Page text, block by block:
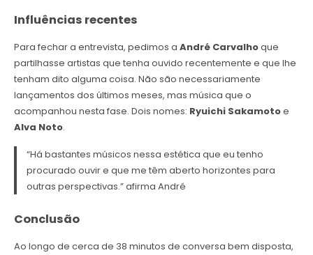
Influências recentes
Para fechar a entrevista, pedimos a André Carvalhoque
partilhasse artistas que tenha ouvido recentemente e que lhe
tenham dito alguma coisa. Não são necessariamente
lançamentos dos últimos meses, mas música que o
acompanhou nesta fase. Dois nomes: Ryuichi Sakamotoe
Alva Noto.
“Há bastantes músicos nessa estética que eu tenho
procurado ouvir e que me têm aberto horizontes para
outras perspectivas.” afirma André
Conclusão
Ao longo de cerca de 38 minutos de conversa bem disposta,